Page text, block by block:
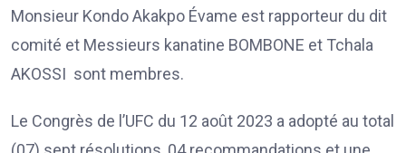
Monsieur Kondo Akakpo Évame est rapporteur du dit
comité et Messieurs kanatine BOMBONE et Tchala
AKOSSI sont membres.
Le Congrès de l’UFC du 12 août 2023 a adopté au total